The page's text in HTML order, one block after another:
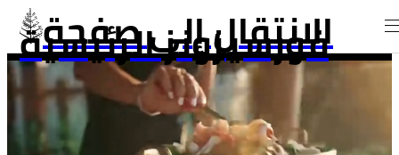
الانتقال إلى صفحة
فورسيزونز الرئيسية